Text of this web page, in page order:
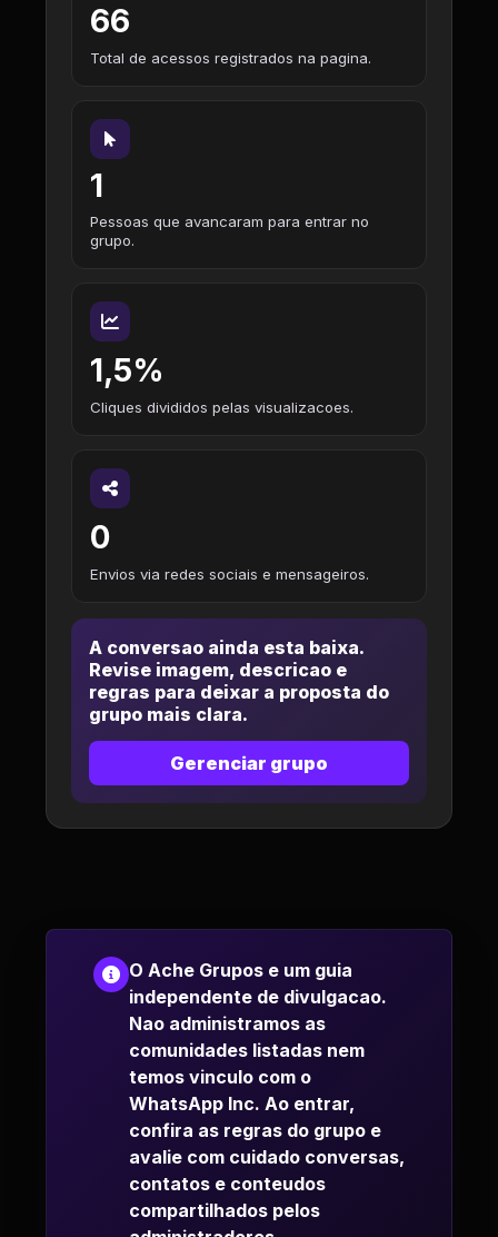
66
Total de acessos registrados na pagina.
1
Pessoas que avancaram para entrar no
grupo.
1,5%
Cliques divididos pelas visualizacoes.
0
Envios via redes sociais e mensageiros.
A conversao ainda esta baixa.
Revise imagem, descricao e
regras para deixar a proposta do
grupo mais clara.
Gerenciar grupo
O Ache Grupos e um guia
independente de divulgacao.
Nao administramos as
comunidades listadas nem
temos vinculo com o
WhatsApp Inc. Ao entrar,
confira as regras do grupo e
avalie com cuidado conversas,
contatos e conteudos
compartilhados pelos